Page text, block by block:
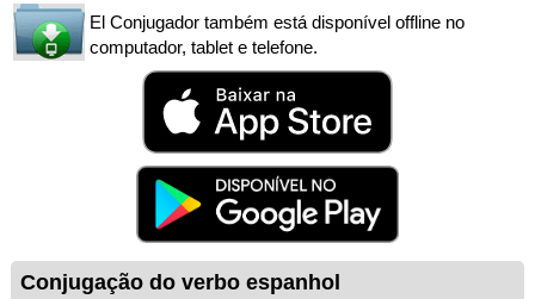
El Conjugador também está disponível offline no
computador, tablet e telefone.
Conjugação do verbo espanhol